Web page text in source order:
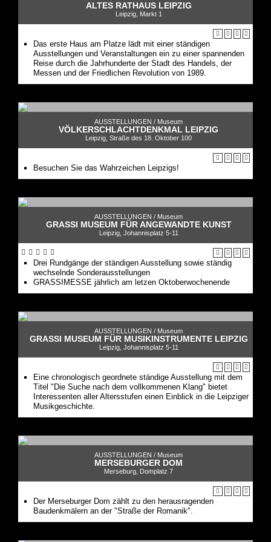
ALTES RATHAUS LEIPZIG
Leipzig, Markt 1
Das erste Haus am Platze lädt mit einer ständigen
Ausstellungen und Veranstaltungen ein zu einer spannenden
Reise durch die Jahrhunderte der Stadt des Handels, der
Messen und der Friedlichen Revolution von 1989.
AUSSTELLUNGEN / Museum
VÖLKERSCHLACHTDENKMAL LEIPZIG
Leipzig, Straße des 18. Oktober 100
Besuchen Sie das Wahrzeichen Leipzigs!
AUSSTELLUNGEN / Museum
GRASSI MUSEUM FÜR ANGEWANDTE KUNST
Leipzig, Johannisplatz 5-11
Drei Rundgänge der ständigen Ausstellung sowie ständig
wechselnde Sonderausstellungen
GRASSIMESSE jährlich am letzen Oktoberwochenende
AUSSTELLUNGEN / Museum
GRASSI MUSEUM FÜR MUSIKINSTRUMENTE LEIPZIG
Leipzig, Johannisplatz 5-11
Eine chronologisch geordnete ständige Ausstellung mit dem
Titel "Die Suche nach dem vollkommenen Klang" bietet
Interessenten aller Altersstufen einen Einblick in die Leipziger
Musikgeschichte.
AUSSTELLUNGEN / Museum
MERSEBURGER DOM
Merseburg, Domplatz 7
Der Merseburger Dom zählt zu den herausragenden
Baudenkmälern an der "Straße der Romanik".